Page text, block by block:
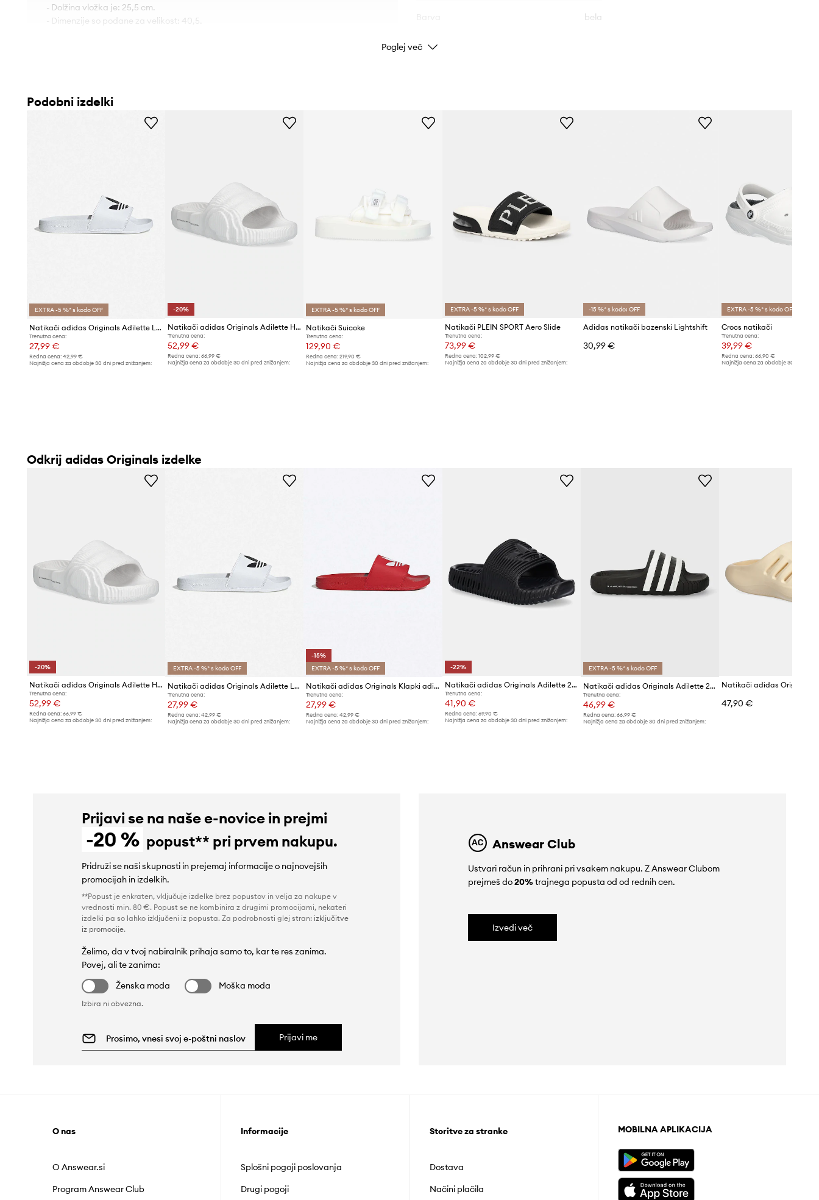
- Dolžina vložka je: 25,5 cm.
- Dimenzije so podane za velikost: 40,5.
bela
Znamka
ID izdelka
Poglej več
Podobni izdelki
EXTRA -5 %* s kodo OFF
Natikači adidas Originals Adilette Lite
Trenutna cena:
27,99 €
Redna cena: 42,99 €
Najnižja cena za obdobje 30 dni pred znižanjem:
-20%
Natikači adidas Originals Adilette HQ4672
Trenutna cena:
52,99 €
Redna cena:66,99 €
Najnižja cena za obdobje 30 dni pred znižanjem:
EXTRA -5 %* s kodo OFF
Natikači Suicoke
Trenutna cena:
129,90 €
Redna cena: 219,90 €
Najnižja cena za obdobje 30 dni pred znižanjem:
EXTRA -5 %* s kodo OFF
Natikači PLEIN SPORT Aero Slide
Trenutna cena:
73,99 €
Redna cena: 102,99 €
Najnižja cena za obdobje 30 dni pred znižanjem:
-15 %* s kodo: OFF
Adidas natikači bazenski Lightshift
30,99 €
EXTRA -5 %* s kodo OFF
Crocs natikači
Trenutna cena:
39,99 €
Redna cena: 66,90 €
Najnižja cena za obdobje 30 dni pred
Odkrij adidas Originals izdelke
-20%
Natikači adidas Originals Adilette HQ4672
Trenutna cena:
52,99 €
Redna cena: 66,99 €
Najnižja cena za obdobje 30 dni pred znižanjem:
EXTRA -5 %* s kodo OFF
Natikači adidas Originals Adilette Lite
Trenutna cena:
27,99 €
Redna cena:42,99 €
Najnižja cena za obdobje 30 dni pred znižanjem:
-15%
EXTRA -5 %* s kodo OFF
Natikači adidas Originals Klapki adidas Originals Adilette FU8296
Trenutna cena:
27,99 €
Redna cena: 42,99 €
Najnižja cena za obdobje 30 dni pred znižanjem:
-22%
Natikači adidas Originals Adilette 25
Trenutna cena:
41,90 €
Redna cena: 69,90 €
Najnižja cena za obdobje 30 dni pred znižanjem:
EXTRA -5 %* s kodo OFF
Natikači adidas Originals Adilette 22
Trenutna cena:
46,99 €
Redna cena:66,99 €
Najnižja cena za obdobje 30 dni pred znižanjem:
47,90 €
Prijavi se na naše e-novice in prejmi
-20 % popust** pri prvem nakupu.
Pridruži se naši skupnosti in prejemaj informacije o najnovejših
promocijah in izdelkih.
**Popust je enkraten, vključuje izdelke brez popustov in velja za nakupe v
vrednosti min. 80 €. Popust se ne kombinira z drugimi promocijami, nekateri
izdelki pa so lahko izključeni iz popusta. Za podrobnosti glej stran: izključitve
iz promocije.
Želimo, da v tvoj nabiralnik prihaja samo to, kar te res zanima.
Povej, ali te zanima:
Ženska moda
Moška moda
Izbira ni obvezna.
Prijavi me
Answear Club
Ustvari račun in prihrani pri vsakem nakupu. Z Answear Clubom
prejmeš do20%trajnega popusta od od rednih cen.
Izvedi več
O nas
O Answear.si
Program Answear Club
Informacije
Splošni pogoji poslovanja
Drugi pogoji
Storitve za stranke
Dostava
Načini plačila
MOBILNA APLIKACIJA